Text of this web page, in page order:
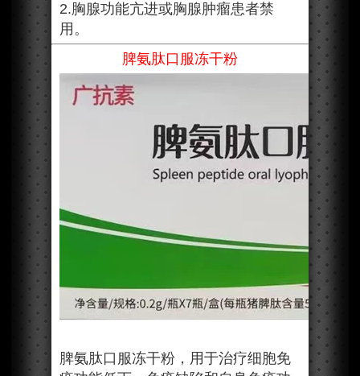
2.胸腺功能亢进或胸腺肿瘤患者禁
用。
脾氨肽口服冻干粉
脾氨肽口服冻干粉，用于治疗细胞免